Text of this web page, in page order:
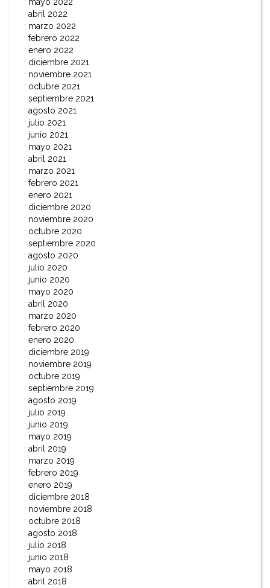
abril 2022
marzo 2022
febrero 2022
enero 2022
diciembre 2021
noviembre 2021
octubre 2021
septiembre 2021
agosto 2021
julio 2021
junio 2021
mayo 2021
abril 2021
marzo 2021
febrero 2021
enero 2021
diciembre 2020
noviembre 2020
octubre 2020
septiembre 2020
agosto 2020
julio 2020
junio 2020
mayo 2020
abril 2020
marzo 2020
febrero 2020
enero 2020
diciembre 2019
noviembre 2019
octubre 2019
septiembre 2019
agosto 2019
julio 2019
junio 2019
mayo 2019
abril 2019
marzo 2019
febrero 2019
enero 2019
diciembre 2018
noviembre 2018
octubre 2018
agosto 2018
julio 2018
junio 2018
mayo 2018
abril 2018